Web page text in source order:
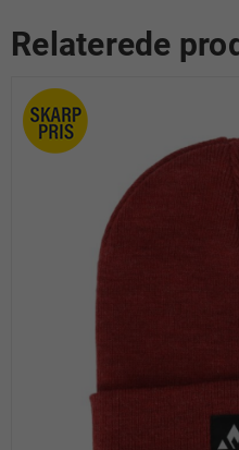
Relaterede